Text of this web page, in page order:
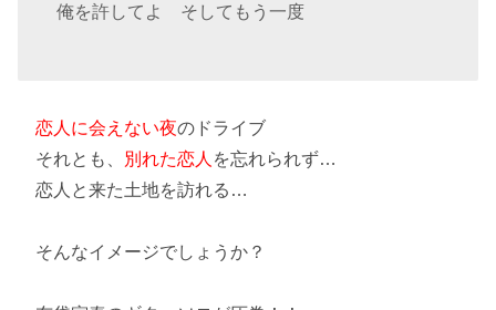
俺を許してよ そしてもう一度
恋人に会えない夜のドライブ
それとも、
別れた恋人 を忘れられず…
恋人と来た土地を訪れる…
そんなイメージでしょうか？